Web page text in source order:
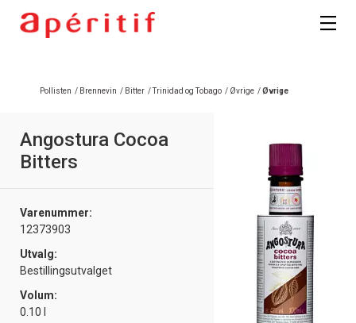
Pollisten / Brennevin / Bitter /Trinidad og Tobago / Øvrige /Øvrige
Angostura Cocoa
Bitters
Varenummer:
12373903
Utvalg:
Bestillingsutvalget
Volum:
0.10 l